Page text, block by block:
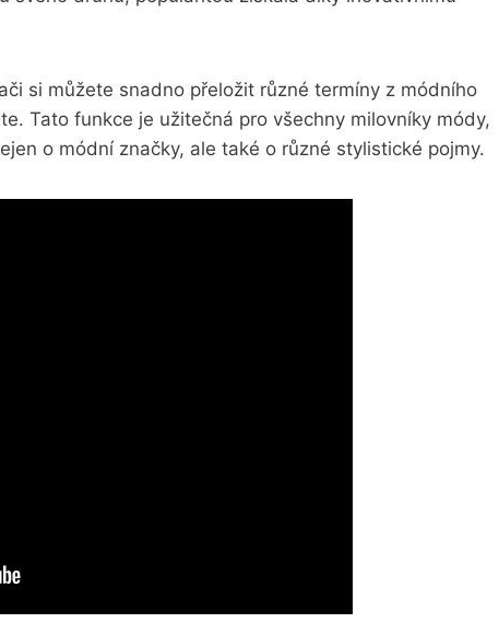
si můžete snadno přeložit‍ různé termíny z módního
Tato funkce je užitečná pro všechny milovníky módy,
o módní značky,‍ ale také o různé stylistické pojmy.